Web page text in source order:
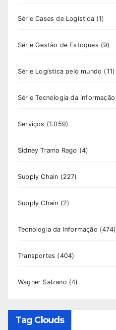
Série Cases de Logística(1)
Série Gestão de Estoques (9)
Série Logística pelo mundo (11)
Série Tecnologia da informação
Serviços (1.059)
Sidney Trama Rago (4)
Supply Chain (227)
Supply Chain (2)
Tecnologia da Informação (474)
Transportes (404)
Wagner Salzano (4)
Tag Clouds